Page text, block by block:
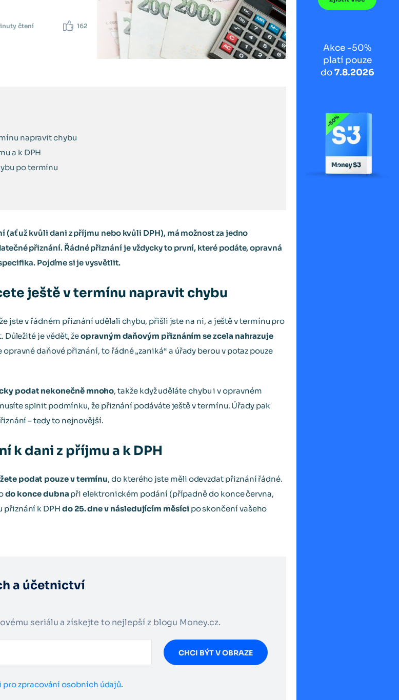
čtení 162
napravit chybu
a k DPH
po termínu
(ať už kvůli dani z příjmu nebo kvůli DPH), má možnost za jedno
přiznání. Řádné přiznání je vždycky to první, které podáte, opravná
Pojďme si je vysvětlit.
ještě v termínu napravit chybu
jste v řádném přiznání udělali chybu, přišli jste na ni, a ještě v termínu pro
Důležité je vědět, žeopravným daňovým přiznáním se zcela nahrazuje
opravné daňové přiznání, to řádné „zaniká“ a úřady berou v potaz pouze
podat nekonečně mnoho, takže když uděláte chybu i v opravném
splnit podmínku, že přiznání podáváte ještě v termínu. Úřady pak
– tedy to nejnovější.
k dani z příjmu a k DPH
podat pouze v termínu, do kterého jste měli odevzdat přiznání řádné.
do konce dubna při elektronickém podání (případně do konce června,
přiznání k DPH do 25. dne v následujícím měsíci po skončení vašeho
a účetnictví
seriálu a získejte to nejlepší z blogu Money.cz.
CHCI BÝT V OBRAZE
pro zpracování osobních údajů.
Akce -50%
platí pouze
do7.8.2026